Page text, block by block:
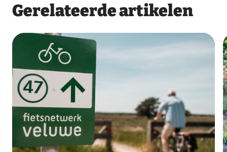
Gerelateerde artikelen